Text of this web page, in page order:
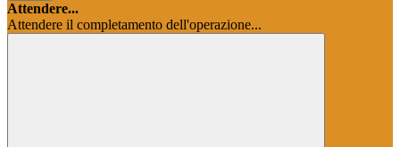
Attendere...
Attendere il completamento dell'operazione...